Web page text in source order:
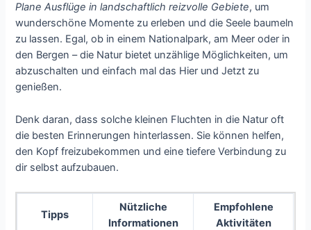
Plane Ausflüge in landschaftlich reizvolle Gebiete, um
wunderschöne Momente zu erleben und die Seele baumeln
zu lassen. Egal, ob in einem Nationalpark, am Meer oder in
den Bergen – die Natur bietet unzählige Möglichkeiten, um
abzuschalten und einfach mal das Hier und Jetzt zu
genießen.
Denk daran, dass solche kleinen Fluchten in die Natur oft
die besten Erinnerungen hinterlassen. Sie können helfen,
den Kopf freizubekommen und eine tiefere Verbindung zu
dir selbst aufzubauen.
Tipps
Nützliche
Informationen
Empfohlene
Aktivitäten